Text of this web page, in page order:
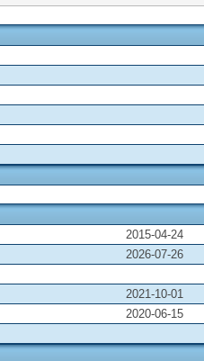
2015-04-24
2026-07-26
2021-10-01
2020-06-15